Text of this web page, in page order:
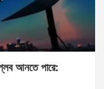
আনতে পারে: